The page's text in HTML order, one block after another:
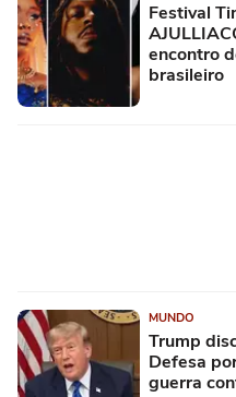
Festival
encontro
brasileiro
MUNDO
Trump
Defesa
guerra